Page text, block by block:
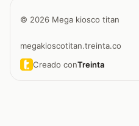
© 2026 Mega kiosco titan
megakioscotitan.treinta.co
Creado conTreinta